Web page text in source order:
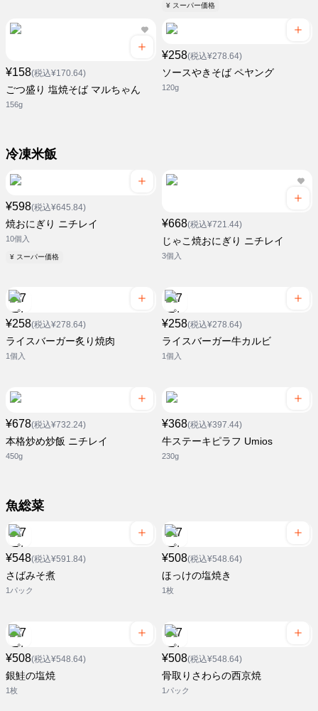
¥ スーパー価格
¥158(税込¥170.64)
ごつ盛り 塩焼そば マルちゃん
156g
¥258(税込¥278.64)
ソースやきそば ペヤング
120g
冷凍米飯
¥598(税込¥645.84)
焼おにぎり ニチレイ
10個入
¥ スーパー価格
¥668(税込¥721.44)
じゃこ焼おにぎり ニチレイ
3個入
¥258(税込¥278.64)
ライスバーガー炙り焼肉
1個入
¥258(税込¥278.64)
ライスバーガー牛カルビ
1個入
¥678(税込¥732.24)
本格炒め炒飯 ニチレイ
450g
¥368(税込¥397.44)
牛ステーキピラフ Umios
230g
魚総菜
¥548(税込¥591.84)
さばみそ煮
1パック
¥508(税込¥548.64)
ほっけの塩焼き
1枚
¥508(税込¥548.64)
銀鮭の塩焼
1枚
¥508(税込¥548.64)
骨取りさわらの西京焼
1パック